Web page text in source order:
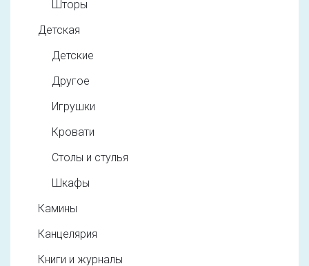
Шторы
Детская
Детские
Другое
Игрушки
Кровати
Столы и стулья
Шкафы
Камины
Канцелярия
Книги и журналы